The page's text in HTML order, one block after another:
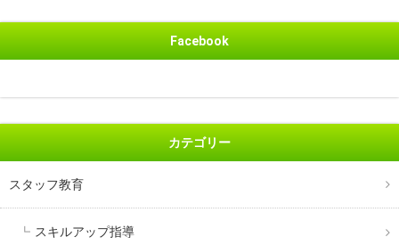
Facebook
カテゴリー
スタッフ教育
スキルアップ指導